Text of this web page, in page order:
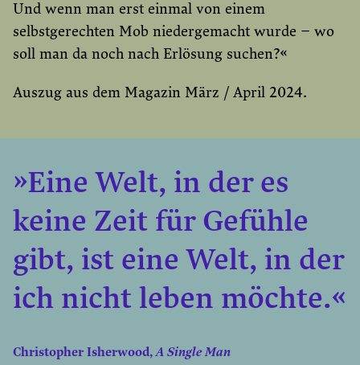
Und wenn man erst einmal von einem
selbstgerechten Mob niedergemacht wurde – wo
soll man da noch nach Erlösung suchen?«
Auszug aus dem Magazin März / April 2024.
»Eine Welt, in der es
keine Zeit für Gefühle
gibt, ist eine Welt, in der
ich nicht leben möchte.«
Christopher Isherwood,A Single Man